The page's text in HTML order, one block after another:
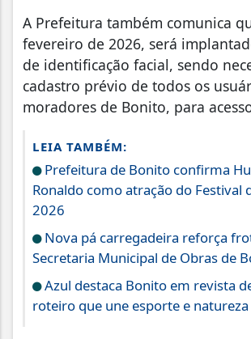
A Prefeitura também comunica
fevereiro de 2026, será
de identificação facial, sendo
cadastro prévio de todos os
moradores de Bonito, para
LEIA TAMBÉM:
Prefeitura de Bonito confirma
Ronaldo como atração do Festival
2026
Nova pá carregadeira reforça
Secretaria Municipal de Obras de
Azul destaca Bonito em revista
roteiro que une esporte e natureza